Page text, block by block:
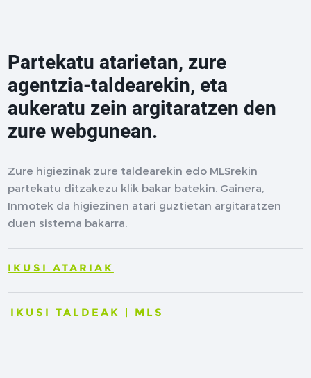
Partekatu atarietan, zure
agentzia-taldearekin, eta
aukeratu zein argitaratzen den
zure webgunean.
Zure higiezinak zure taldearekin edo MLSrekin
partekatu ditzakezu klik bakar batekin. Gainera,
Inmotek da higiezinen atari guztietan argitaratzen
duen sistema bakarra.
IKUSI ATARIAK
IKUSI TALDEAK | MLS